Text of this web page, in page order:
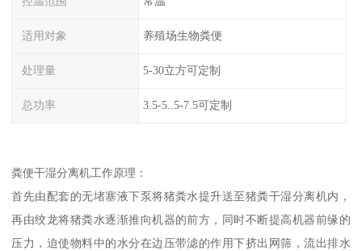
适用对象 养殖场生物粪便
处理量 5-30立方可定制
总功率 3.5-5..5-7.5可定制
粪便干湿分离机工作原理：
首先由配套的无堵塞液下泵将猪粪水提升送至猪粪干湿分离机内，
再由绞龙将猪粪水逐渐推向机器的前方，同时不断提高机器前缘的
压力，迫使物料中的水分在边压带滤的作用下挤出网筛，流出排水